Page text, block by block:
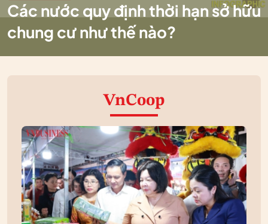
Các nước quy định thời hạn sở hữu
chung cư như thế nào?
VnCoop